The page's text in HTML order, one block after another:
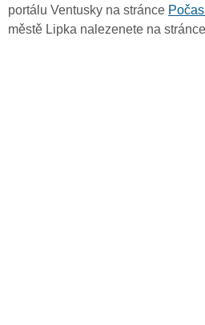
portálu Ventusky na stránce
městě Lipka nalezenete na stránce